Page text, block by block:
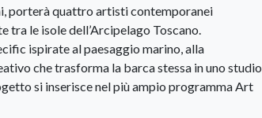
porterà quattro artisti contemporanei
le isole dell’Arcipelago Toscano.
ispirate al paesaggio marino, alla
che trasforma la barca stessa in uno studio
si inserisce nel più ampio programma Art